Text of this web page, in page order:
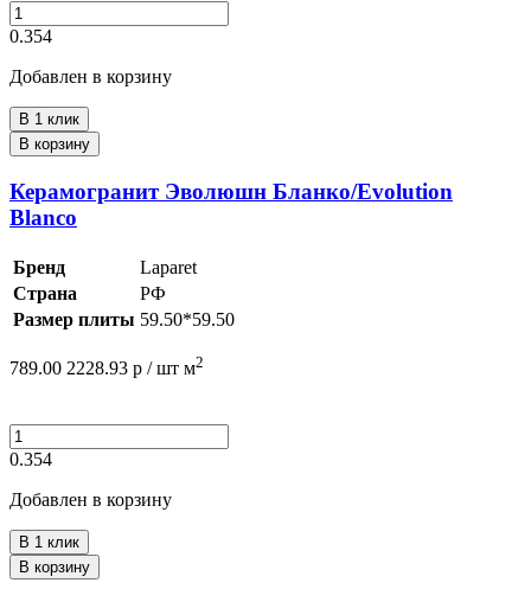
0.354
Добавлен в корзину
В 1 клик
В корзину
Керамогранит Эволюшн Бланко/Evolution
Blanco
Бренд
Laparet
Страна
РФ
Размер плиты 59.50*59.50
789.00 2228.93 р / шт м2
0.354
Добавлен в корзину
В 1 клик
В корзину